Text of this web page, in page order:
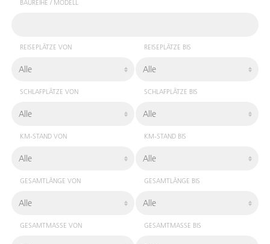
BAUREIHE / MODELL
REISEPLÄTZE VON REISEPLÄTZE BIS
SCHLAFPLÄTZE VON SCHLAFPLÄTZE BIS
KM-STAND VON KM-STAND BIS
GESAMTLÄNGE VON GESAMTLÄNGE BIS
GESAMTMASSE VON GESAMTMASSE BIS